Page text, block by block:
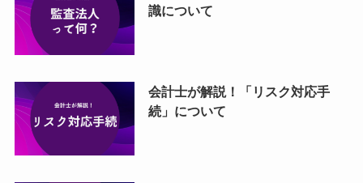
識について
会計士が解説！「リスク対応手
続」について